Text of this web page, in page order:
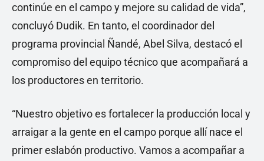
continúe en el campo y mejore su calidad de vida”,
concluyó Dudik. En tanto, el coordinador del
programa provincial Ñandé, Abel Silva, destacó el
compromiso del equipo técnico que acompañará a
los productores en territorio.
“Nuestro objetivo es fortalecer la producción local y
arraigar a la gente en el campo porque allí nace el
primer eslabón productivo. Vamos a acompañar a